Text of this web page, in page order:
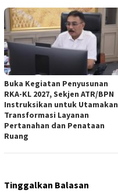
Buka Kegiatan Penyusunan
RKA-KL 2027, Sekjen ATR/BPN
Instruksikan untuk Utamakan
Transformasi Layanan
Pertanahan dan Penataan
Ruang
Tinggalkan Balasan